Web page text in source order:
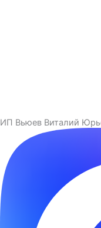
ИП Вьюев Виталий